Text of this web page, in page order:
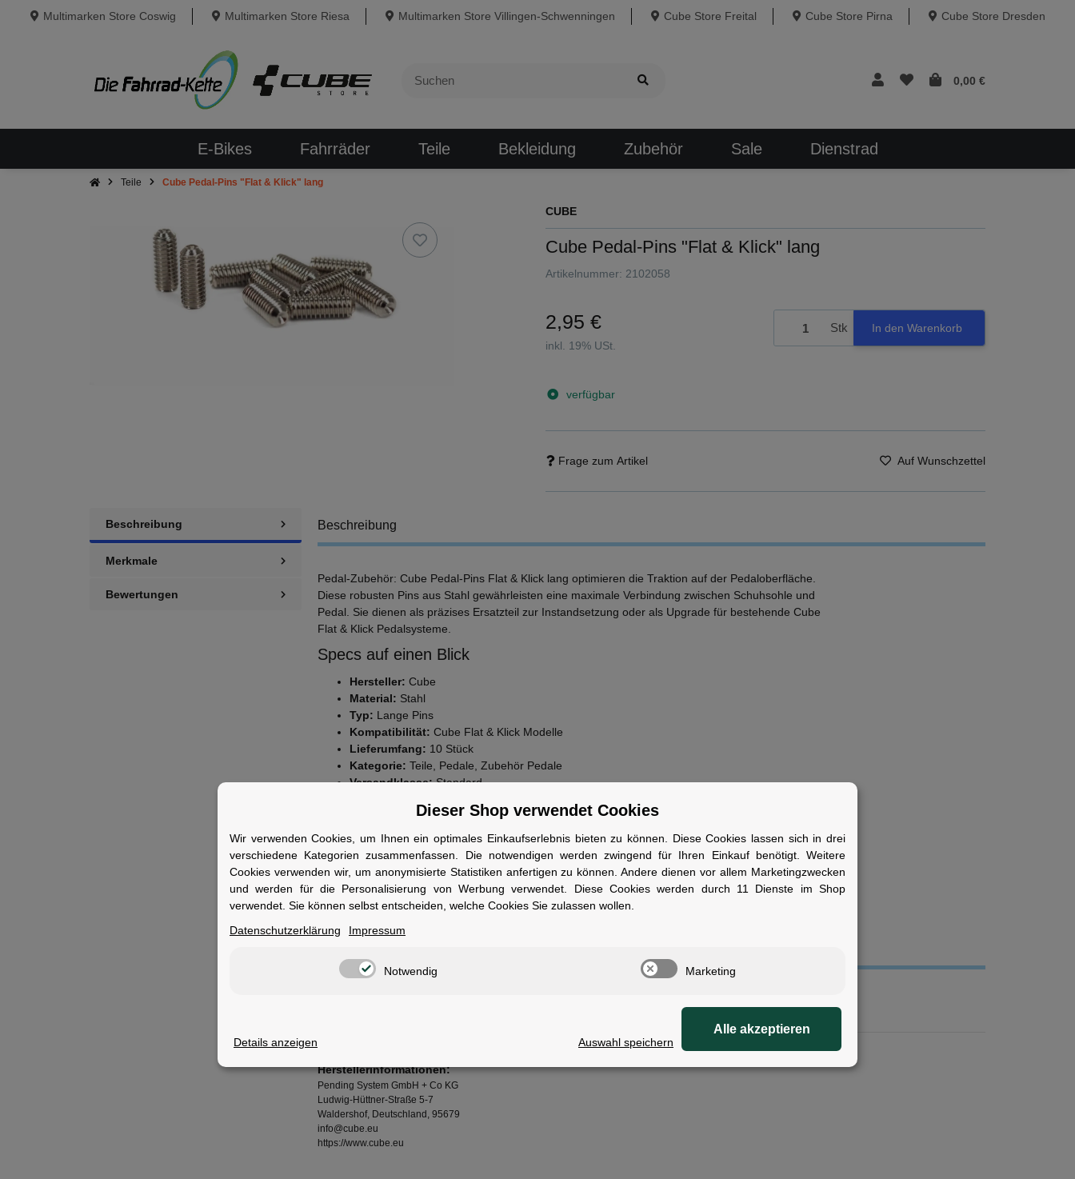
Multimarken Store Coswig Multimarken Store Riesa Multimarken Store Villingen-Schwenningen Cube Store Freital Cube Store Pirna Cube Store Dresden
0,00 €
E-Bikes Fahrräder Teile Bekleidung Zubehör Sale Dienstrad
Teile Cube Pedal-Pins "Flat & Klick" lang
CUBE
Cube Pedal-Pins "Flat & Klick" lang
Artikelnummer: 2102058
2,95 €
inkl. 19% USt.
verfügbar
Stk In den Warenkorb
Frage zum Artikel Auf Wunschzettel
Beschreibung
Merkmale
Bewertungen
Beschreibung
Pedal-Zubehör: Cube Pedal-Pins Flat & Klick lang optimieren die Traktion auf der Pedaloberfläche.
Diese robusten Pins aus Stahl gewährleisten eine maximale Verbindung zwischen Schuhsohle und
Pedal. Sie dienen als präzises Ersatzteil zur Instandsetzung oder als Upgrade für bestehende Cube
Flat & Klick Pedalsysteme.
Specs auf einen Blick
Hersteller: Cube
Material: Stahl
Typ: Lange Pins
Kompatibilität: Cube Flat & Klick Modelle
Lieferumfang: 10 Stück
Kategorie: Teile, Pedale, Zubehör Pedale
Versandklasse:Standard
Fuer wen geeignet
Ideal für Mountainbiker, die durch erhöhten Grip und verbesserte Standfestigkeit auf ihren Cube
Pedalen mehr Sicherheit benötigen.
Angaben zur Produktsicherheit
Herstellerinformationen:
Pending System GmbH + Co KG
Ludwig-Hüttner-Straße 5-7
Waldershof, Deutschland, 95679
info@cube.eu
https://www.cube.eu
Dieser Shop verwendet Cookies
Wir verwenden Cookies, um Ihnen ein optimales Einkaufserlebnis bieten zu können. Diese Cookies lassen sich in drei
verschiedene Kategorien zusammenfassen. Die notwendigen werden zwingend für Ihren Einkauf benötigt. Weitere
Cookies verwenden wir, um anonymisierte Statistiken anfertigen zu können. Andere dienen vor allem Marketingzwecken
und werden für die Personalisierung von Werbung verwendet. Diese Cookies werden durch 11 Dienste im Shop
verwendet. Sie können selbst entscheiden, welche Cookies Sie zulassen wollen.
Datenschutzerklärung
Impressum
Notwendig Marketing
Details anzeigen Auswahl speichern
Alle akzeptieren